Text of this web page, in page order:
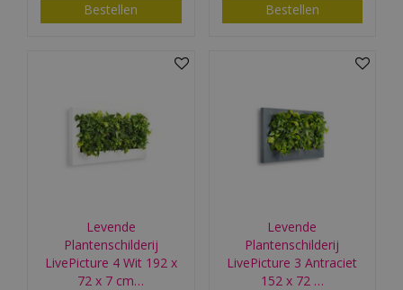
Bestellen Bestellen
Levende
Plantenschilderij
LivePicture 4 Wit 192 x
72 x 7 cm…
Levende
Plantenschilderij
LivePicture 3 Antraciet
152 x 72 …